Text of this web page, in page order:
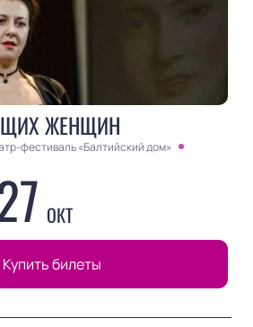
ЖЕНЩИН
фестиваль «Балтийский дом»
ОКТ
Купить билеты